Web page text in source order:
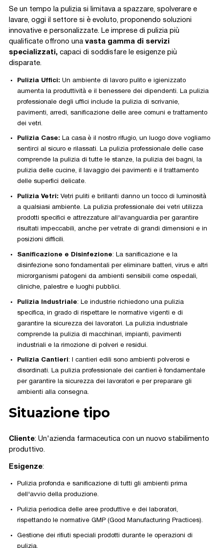
Se un tempo la pulizia si limitava a spazzare, spolverare e
lavare, oggi il settore si è evoluto, proponendo soluzioni
innovative e personalizzate. Le imprese di pulizia più
qualificate offrono una vasta gamma di servizi
specializzati, capaci di soddisfare le esigenze più
disparate.
Pulizia Uffici: Un ambiente di lavoro pulito e igienizzato
aumenta la produttività e il benessere dei dipendenti. La pulizia
professionale degli uffici include la pulizia di scrivanie,
pavimenti, arredi, sanificazione delle aree comuni e trattamento
dei vetri.
Pulizia Case: La casa è il nostro rifugio, un luogo dove vogliamo
sentirci al sicuro e rilassati. La pulizia professionale delle case
comprende la pulizia di tutte le stanze, la pulizia dei bagni, la
pulizia delle cucine, il lavaggio dei pavimenti e il trattamento
delle superfici delicate.
Pulizia Vetri:Vetri puliti e brillanti danno un tocco di luminosità
a qualsiasi ambiente. La pulizia professionale dei vetri utilizza
prodotti specifici e attrezzature all'avanguardia per garantire
risultati impeccabili, anche per vetrate di grandi dimensioni e in
posizioni difficili.
Sanificazione e Disinfezione: La sanificazione e la
disinfezione sono fondamentali per eliminare batteri, virus e altri
microrganismi patogeni da ambienti sensibili come ospedali,
cliniche, palestre e luoghi pubblici.
Pulizia Industriale: Le industrie richiedono una pulizia
specifica, in grado di rispettare le normative vigenti e di
garantire la sicurezza dei lavoratori. La pulizia industriale
comprende la pulizia di macchinari, impianti, pavimenti
industriali e la rimozione di polveri e residui.
Pulizia Cantieri: I cantieri edili sono ambienti polverosi e
disordinati. La pulizia professionale dei cantieri è fondamentale
per garantire la sicurezza dei lavoratori e per preparare gli
ambienti alla consegna.
Situazione tipo
Cliente: Un'azienda farmaceutica con un nuovo stabilimento
produttivo.
Esigenze:
Pulizia profonda e sanificazione di tutti gli ambienti prima
dell'avvio della produzione.
Pulizia periodica delle aree produttive e dei laboratori,
rispettando le normative GMP (Good Manufacturing Practices).
Gestione dei rifiuti speciali prodotti durante le operazioni di
pulizia.